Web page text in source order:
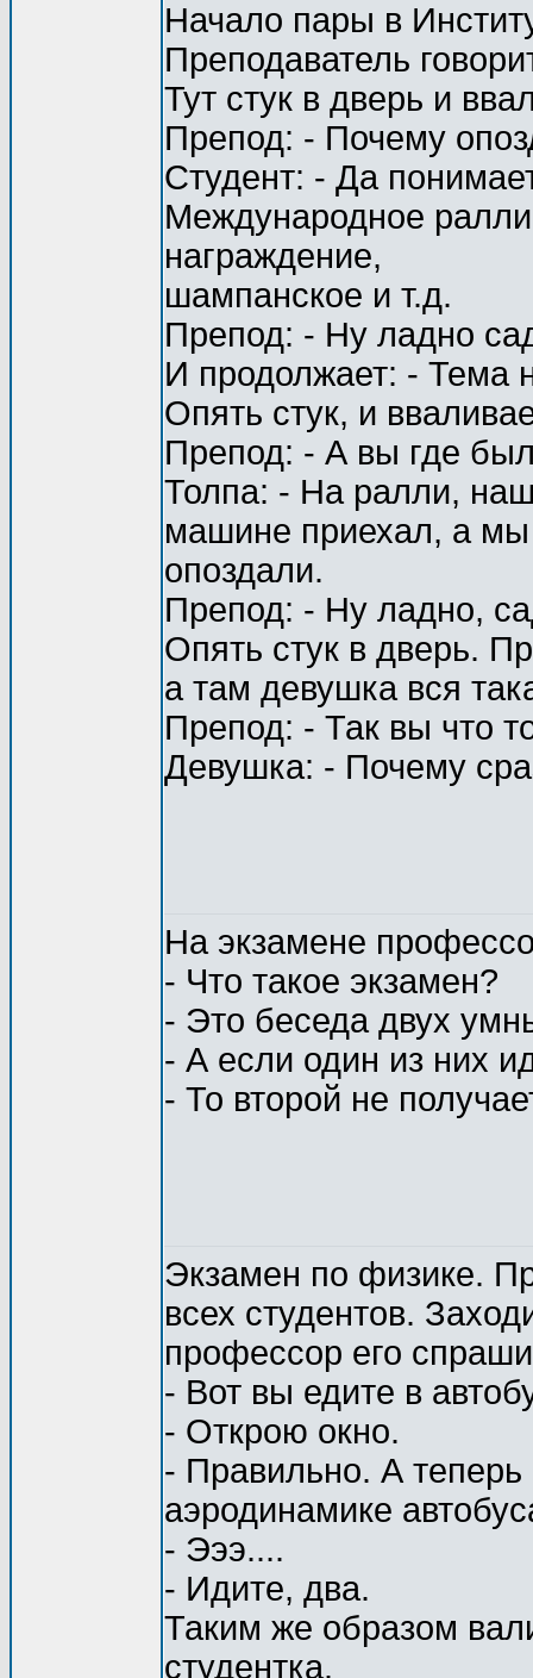
Начало пары в
Преподаватель
Тут стук в дверь и
Препод: - Почему
Студент: - Да
Международное
награждение,
шампанское и т.д.
Препод: - Ну ладно
И продолжает: - Тема
Опять стук, и
Препод: - А вы где
Толпа: - На ралли,
машине приехал, а мы
опоздали.
Препод: - Ну ладно,
Опять стук в дверь.
а там девушка вся
Препод: - Так вы что
Девушка: - Почему
На экзамене
- Что такое экзамен?
- Это беседа двух
- А если один из них
- То второй не
Экзамен по физике.
всех студентов.
профессор его
- Вот вы едите в
- Открою окно.
- Правильно. А теперь
аэродинамике
- Эээ....
- Идите, два.
Таким же образом
студентка.